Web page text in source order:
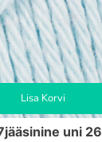
Lisa Korvi
uni 26